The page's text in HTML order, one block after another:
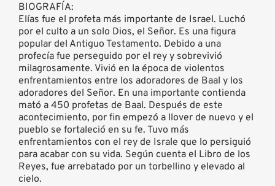
BIOGRAFÍA:
Elías fue el profeta más importante de Israel. Luchó
por el culto a un solo Dios, el Señor. Es una figura
popular del Antiguo Testamento. Debido a una
profecía fue perseguido por el rey y sobrevivió
milagrosamente. Vivió en la época de violentos
enfrentamientos entre los adoradores de Baal y los
adoradores del Señor. En una importante contienda
mató a 450 profetas de Baal. Después de este
acontecimiento, por fin empezó a llover de nuevo y el
pueblo se fortaleció en su fe. Tuvo más
enfrentamientos con el rey de Israle que lo persiguió
para acabar con su vida. Según cuenta el Libro de los
Reyes, fue arrebatado por un torbellino y elevado al
cielo.